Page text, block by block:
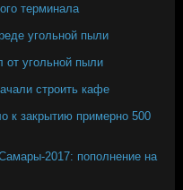
терминала
угольной пыли
от угольной пыли
строить кафе
к закрытию примерно 500
2017: пополнение на